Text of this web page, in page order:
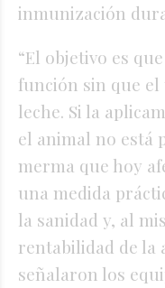
inmunización
“El objetivo es
función sin que
leche. Si la
el animal no está
merma que hoy
una medida
la sanidad y, al
rentabilidad de la
señalaron los